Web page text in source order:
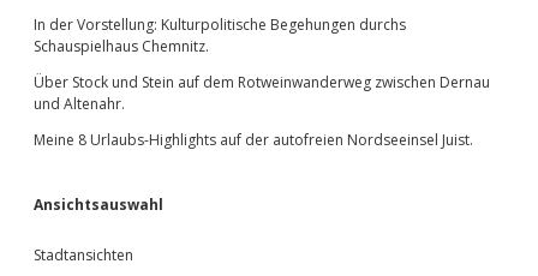
In der Vorstellung: Kulturpolitische Begehungen durchs
Schauspielhaus Chemnitz.
Über Stock und Stein auf dem Rotweinwanderweg zwischen Dernau
und Altenahr.
Meine 8 Urlaubs-Highlights auf der autofreien Nordseeinsel Juist.
Ansichtsauswahl
Stadtansichten